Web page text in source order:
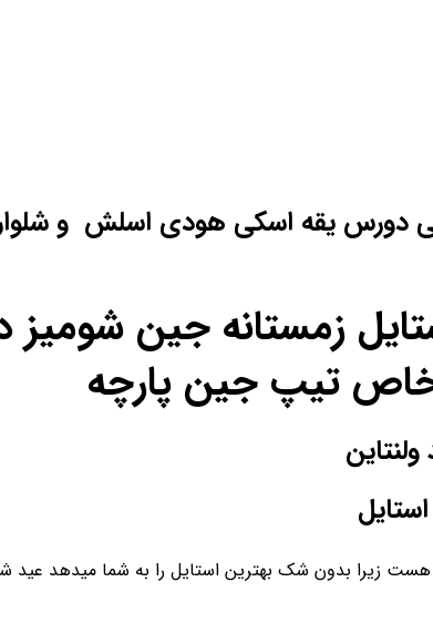
دورس یقه اسکی هودی اسلش و
زمستانه جین
خاص تیپ جین پارچه
زیرا بدون شک بهترین استایل را به شما میدهد عید